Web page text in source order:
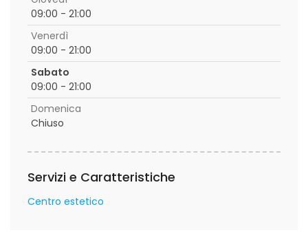
09:00 - 21:00
Venerdì
09:00 - 21:00
Sabato
09:00 - 21:00
Domenica
Chiuso
Servizi e Caratteristiche
Centro estetico